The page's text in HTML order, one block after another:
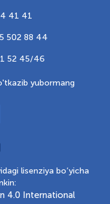
41 41
502 88 44
52 45/46
yubormang
lisenziya bo‘yicha
4.0 International